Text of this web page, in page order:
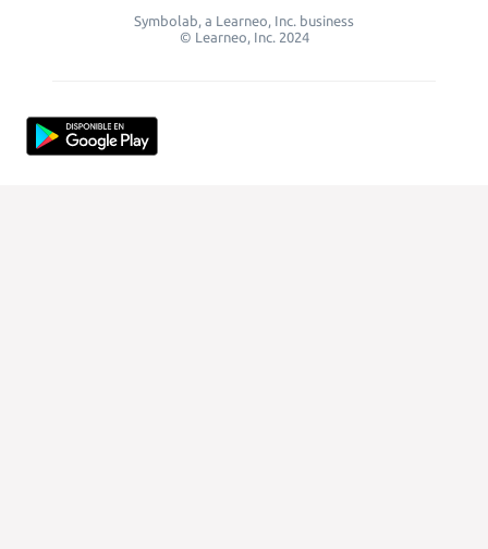
Symbolab, a Learneo, Inc. business
© Learneo, Inc. 2024